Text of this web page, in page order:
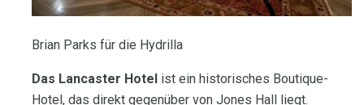
Brian Parks für die Hydrilla
Das Lancaster Hotel ist ein historisches Boutique-
Hotel, das direkt gegenüber von Jones Hall liegt.